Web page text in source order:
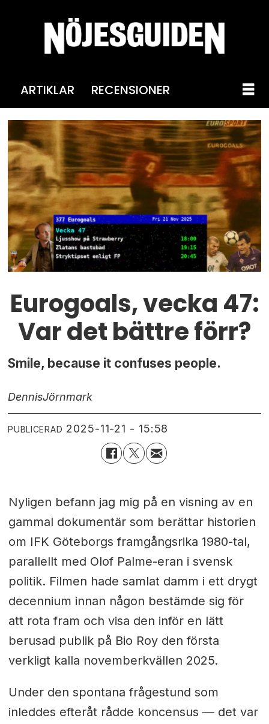
ARTIKLAR RECENSIONER
Eurogoals, vecka 47:
Var det bättre förr?
Smile, because it confuses people.
DennisJörnmark
PUBLICERAD 2025-11-21 - 15:58
Nyligen befann jag mig på en visning av en
gammal dokumentär som berättar historien
om IFK Göteborgs framgångsrika 1980-tal,
parallellt med Olof Palme-eran i svensk
politik. Filmen hade samlat damm i ett drygt
decennium innan någon bestämde sig för
att rota fram och visa den inför en lätt
berusad publik på Bio Roy den första
verkligt kalla novemberkvällen 2025.
Under den spontana frågestund som
inleddes efteråt rådde koncensus — det var